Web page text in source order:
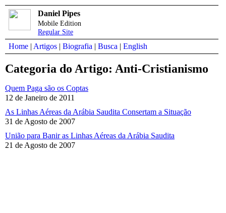
Daniel Pipes
Mobile Edition
Regular Site
Home | Artigos | Biografia | Busca | English
Categoria do Artigo: Anti-Cristianismo
Quem Paga são os Coptas
12 de Janeiro de 2011
As Linhas Aéreas da Arábia Saudita Consertam a Situação
31 de Agosto de 2007
União para Banir as Linhas Aéreas da Arábia Saudita
21 de Agosto de 2007